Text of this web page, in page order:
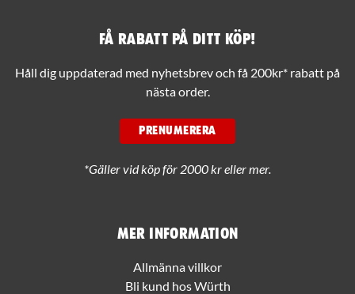
Mer information
Allmänna villkor
Bli kund hos Würth
Få rabatt på ditt köp!
Håll dig uppdaterad med nyhetsbrev och få 200kr* rabatt på
nästa order.
PRENUMERERA
*Gäller vid köp för 2000 kr eller mer.